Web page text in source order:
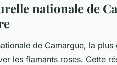
nationale de
de Camargue, la plus
les flamants roses. Cette